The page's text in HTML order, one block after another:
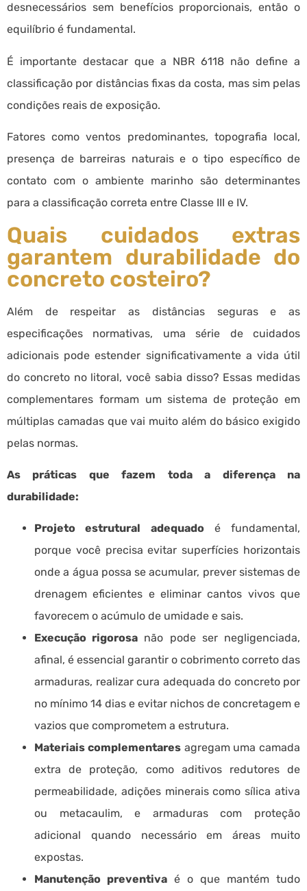
desnecessários sem benefícios proporcionais, então o
equilíbrio é fundamental.
É importante destacar que a NBR 6118 não define a
classificação por distâncias fixas da costa, mas sim pelas
condições reais de exposição.
Fatores como ventos predominantes, topografia local,
presença de barreiras naturais e o tipo específico de
contato com o ambiente marinho são determinantes
para a classificação correta entre Classe III e IV.
Quais cuidados extras
garantem durabilidade do
concreto costeiro?
Além de respeitar as distâncias seguras e as
especificações normativas, uma série de cuidados
adicionais pode estender significativamente a vida útil
do concreto no litoral, você sabia disso? Essas medidas
complementares formam um sistema de proteção em
múltiplas camadas que vai muito além do básico exigido
pelas normas.
As práticas que fazem toda a diferença na
durabilidade:
Projeto estrutural adequadoé fundamental,
porque você precisa evitar superfícies horizontais
onde a água possa se acumular, prever sistemas de
drenagem eficientes e eliminar cantos vivos que
favorecem o acúmulo de umidade e sais.
Execução rigorosa não pode ser negligenciada,
afinal, é essencial garantir o cobrimento correto das
armaduras, realizar cura adequada do concreto por
no mínimo 14 dias e evitar nichos de concretagem e
vazios que comprometem a estrutura.
Materiais complementaresagregam uma camada
extra de proteção, como aditivos redutores de
permeabilidade, adições minerais como sílica ativa
ou metacaulim, e armaduras com proteção
adicional quando necessário em áreas muito
expostas.
Manutenção preventiva é o que mantém tudo